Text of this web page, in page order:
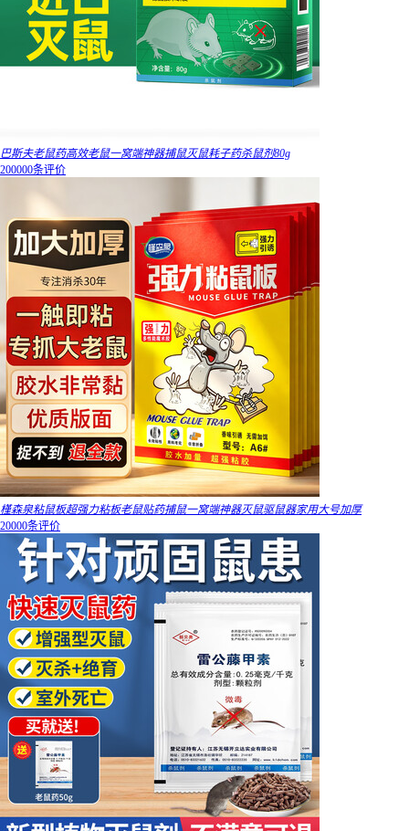
巴斯夫老鼠药高效老鼠一窝端神器捕鼠灭鼠耗子药杀鼠剂80g
200000条评价
槿森泉粘鼠板超强力粘板老鼠贴药捕鼠一窝端神器灭鼠驱鼠器家用大号加厚
20000条评价